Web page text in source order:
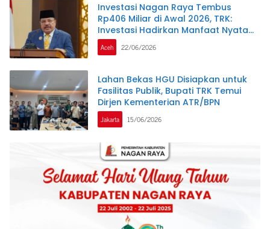
Investasi Nagan Raya Tembus
Rp406 Miliar di Awal 2026, TRK:
Investasi Hadirkan Manfaat Nyata
bagi Masyarakat
Aceh 22/06/2026
Lahan Bekas HGU Disiapkan untuk
Fasilitas Publik, Bupati TRK Temui
Dirjen Kementerian ATR/BPN
Jakarta 15/06/2026